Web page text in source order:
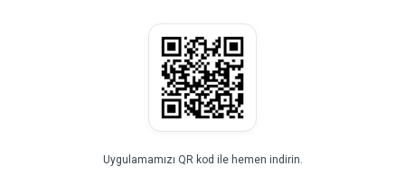
Uygulamamızı QR kod ile hemen indirin.